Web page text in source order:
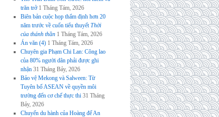
trăn trở 1 Tháng Tám, 2026
Biên bản cuộc họp thẩm định hơn 20
năm trước về cuốn tiểu thuyếtThời
của thánh thần 1 Tháng Tám, 2026
Án văn (4) 1 Tháng Tám, 2026
Chuyên gia Phạm Chi Lan: Công lao
của 80% người dân phải được ghi
nhận 31 Tháng Bảy, 2026
Bảo vệ Mekong và Salween: Từ
Tuyên bố ASEAN về quyền môi
trường đến cơ chế thực thi 31 Tháng
Bảy, 2026
Chuyến du hành của Hoàng đế An